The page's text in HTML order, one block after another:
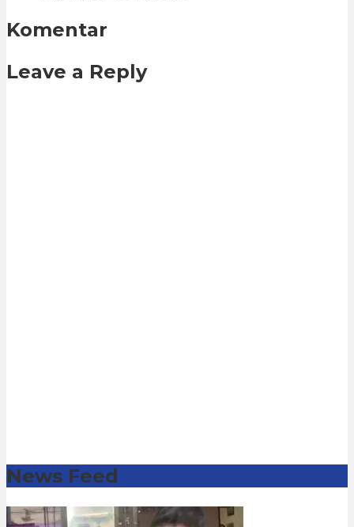
Komentar
Leave a Reply
News Feed